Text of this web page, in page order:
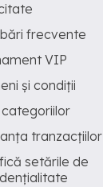
frecvente
VIP
și condiții
categoriilor
tranzacțiilor
setările de